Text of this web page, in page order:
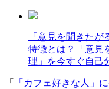
「意見を聞きた
特徴とは？「意見
理」を今すぐ自己
「
「カフェ好きな人」